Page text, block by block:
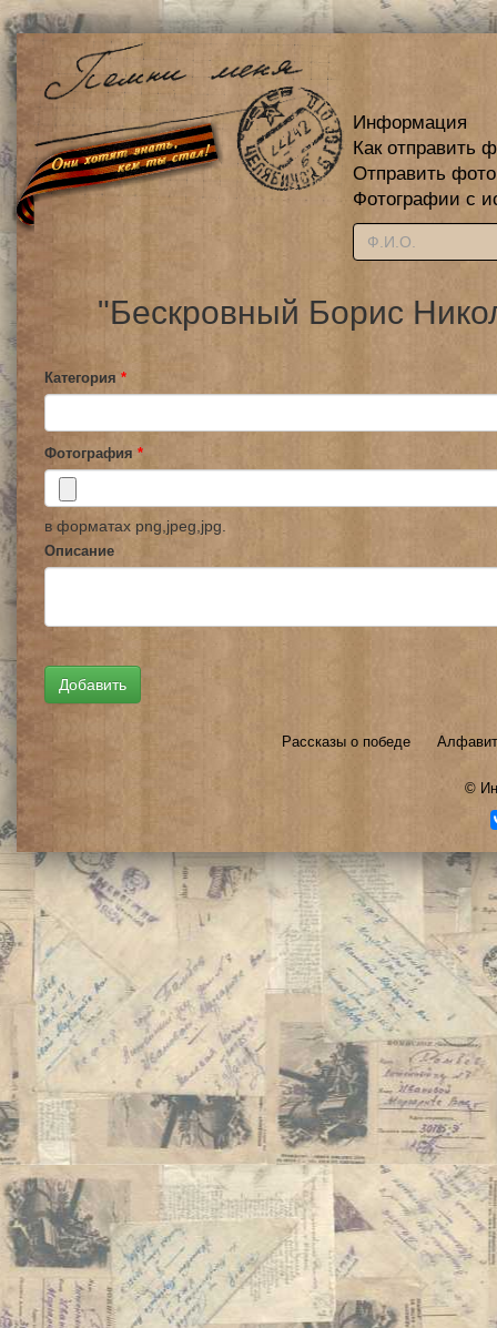
Информация
Как отправить
Отправить
Фотографии с
"Бескровный Борис
Категория *
Фотография *
в форматах png,jpeg,jpg.
Описание
Рассказы о победе
©